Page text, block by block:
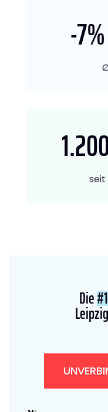
-7
seit
Die